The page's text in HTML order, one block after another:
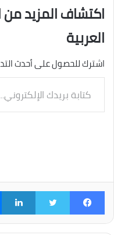
اكتشاف المزيد من
العربية
اشترك للحصول على أحدث
بريدك
الإلكتروني...
فيسبوك